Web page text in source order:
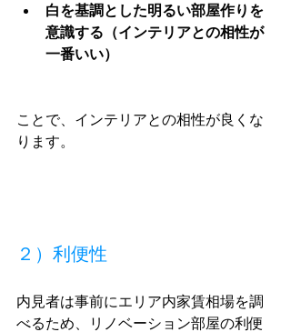
白を基調とした明るい部屋作りを
意識する（インテリアとの相性が
一番いい）
ことで、インテリアとの相性が良くな
ります。
２）利便性
内見者は事前にエリア内家賃相場を調
べるため、リノベーション部屋の利便